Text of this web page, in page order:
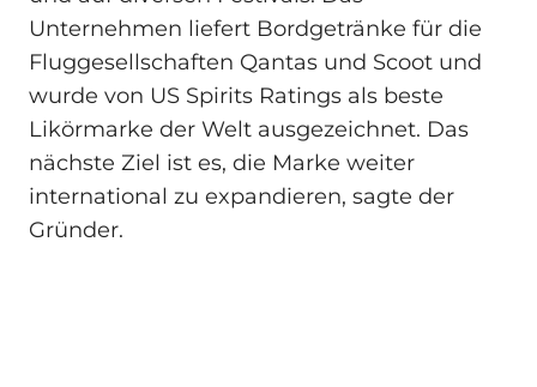
Unternehmen liefert Bordgetränke für die
Fluggesellschaften Qantas und Scoot und
wurde von US Spirits Ratings als beste
Likörmarke der Welt ausgezeichnet. Das
nächste Ziel ist es, die Marke weiter
international zu expandieren, sagte der
Gründer.